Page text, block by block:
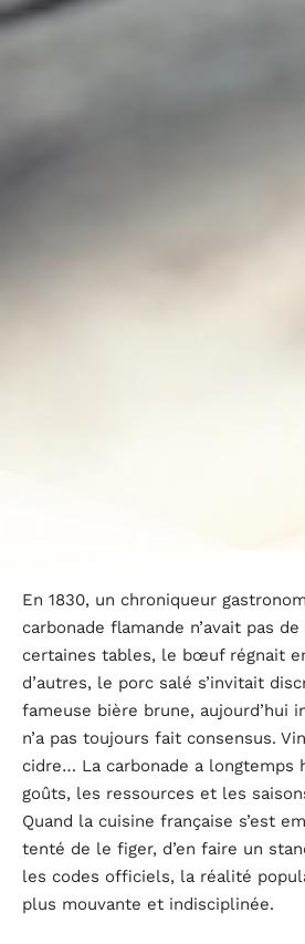
En 1830, un chroniqueur
carbonade flamande n’avait pas
certaines tables, le bœuf régnait
d’autres, le porc salé s’invitait
fameuse bière brune, aujourd’hui
n’a pas toujours fait consensus.
cidre… La carbonade a longtemps
goûts, les ressources et les
Quand la cuisine française s’est
tenté de le figer, d’en faire un
les codes officiels, la réalité
plus mouvante et indisciplinée.